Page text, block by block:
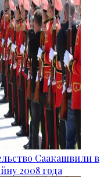
Саакашвили в
2008 года